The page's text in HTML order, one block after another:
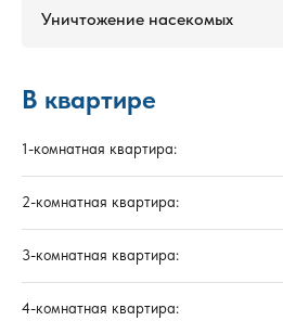
Уничтожение насекомых
В квартире
1-комнатная квартира:
2-комнатная квартира:
3-комнатная квартира:
4-комнатная квартира: